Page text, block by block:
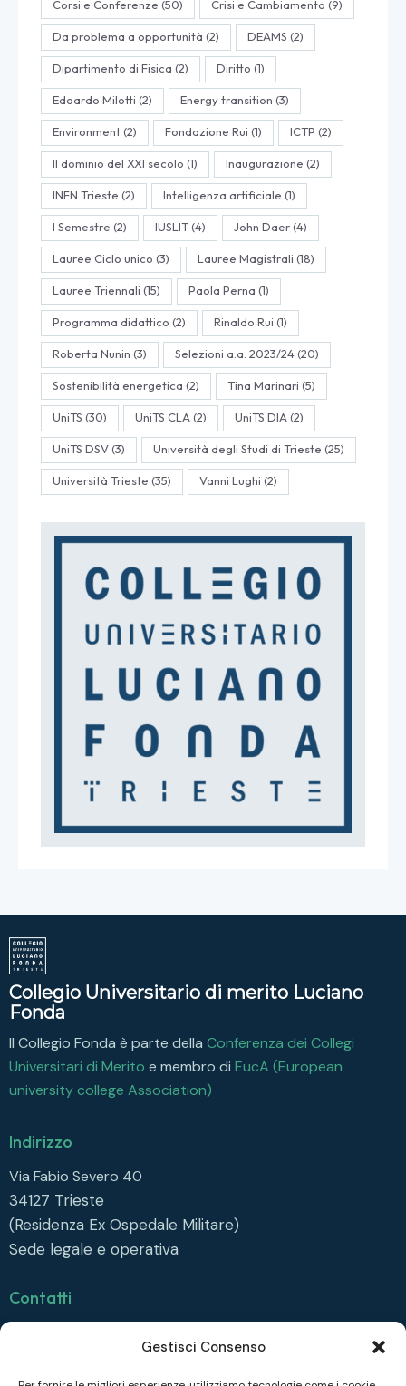
Gestisci Consenso
Corsi e Conferenze (50) Crisi e Cambiamento (9)
Da problema a opportunità (2) DEAMS (2)
Dipartimento di Fisica (2) Diritto (1)
Edoardo Milotti (2) Energy transition (3)
Environment(2) Fondazione Rui (1) ICTP (2)
Il dominio del XXI secolo (1) Inaugurazione (2)
INFN Trieste (2) Intelligenza artificiale (1)
I Semestre (2) IUSLIT(4) John Daer(4)
Lauree Ciclo unico (3) Lauree Magistrali (18)
Lauree Triennali (15) Paola Perna (1)
Programma didattico (2) Rinaldo Rui (1)
Roberta Nunin (3) Selezioni a.a. 2023/24(20)
Sostenibilità energetica (2) Tina Marinari (5)
UniTS (30) UniTS CLA (2) UniTS DIA (2)
UniTS DSV(3) Università degli Studi di Trieste (25)
Università Trieste (35) Vanni Lughi (2)
Collegio Universitario di merito Luciano
Fonda
Il Collegio Fonda è parte della Conferenza dei Collegi
Universitari di Merito e membro di EucA (European
university college Association)
Indirizzo
Via Fabio Severo 40
34127 Trieste
(Residenza Ex Ospedale Militare)
Sede legale e operativa
Contatti